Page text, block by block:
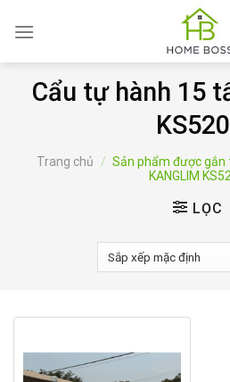
Cẩu tự hành 15
Trang chủ / Sản phẩm được gắn
KANGLIM
LỌC